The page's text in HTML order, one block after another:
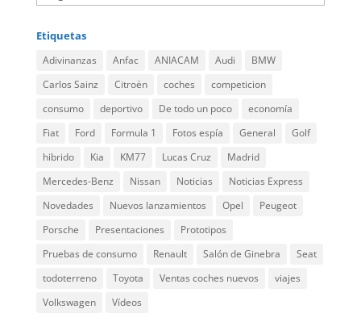
Etiquetas
Adivinanzas Anfac ANIACAM Audi
BMW
Carlos Sainz
Citroën coches
competicion
consumo
deportivo De todo un poco
economía
Fiat
Ford Formula 1 Fotos espía General
Golf
hibrido
Kia KM77 Lucas Cruz
Madrid
Mercedes-Benz
Nissan Noticias
Noticias Express
Novedades
Nuevos lanzamientos Opel
Peugeot
Porsche
Presentaciones
Prototipos
Pruebas de consumo
Renault Salón de Ginebra
Seat
todoterreno
Toyota Ventas coches nuevos
viajes
Volkswagen
Vídeos